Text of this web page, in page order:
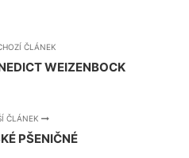
ČLÁNEK
WEIZENBOCK
ČLÁNEK
PŠENIČNÉ